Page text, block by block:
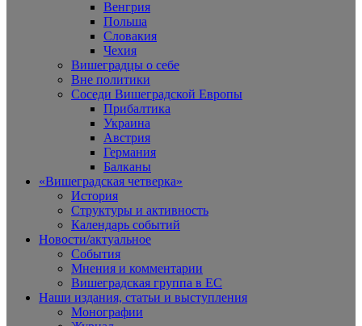
Венгрия
Польша
Словакия
Чехия
Вишеградцы о себе
Вне политики
Соседи Вишеградской Европы
Прибалтика
Украина
Австрия
Германия
Балканы
«Вишеградская четверка»
История
Структуры и активность
Календарь событий
Новости/актуальное
События
Мнения и комментарии
Вишеградская группа в ЕС
Наши издания, статьи и выступления
Монографии